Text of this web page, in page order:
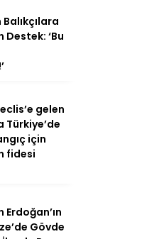
Balıkçılara
Destek: ‘Bu
gelen
Türkiye’de
için
fidesi
Erdoğan’ın
Gövde